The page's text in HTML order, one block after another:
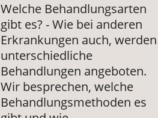
Welche Behandlungsarten
gibt es? - Wie bei anderen
Erkrankungen auch, werden
unterschiedliche
Behandlungen angeboten.
Wir besprechen, welche
Behandlungsmethoden es